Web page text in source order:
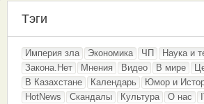
Тэги
Империя зла Экономика ЧП Наука и
Закона.Нет
Мнения Видео В мире
В Казахстане
Календарь Юмор и
HotNews
Скандалы Культура О нас